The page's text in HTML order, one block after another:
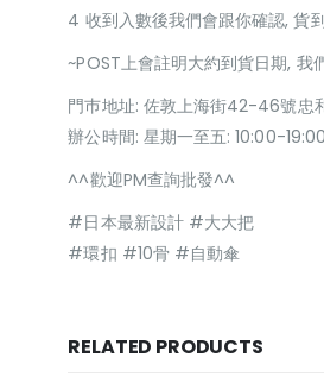
4 收到入數後我們會跟你確認, 貨
~POST上會註明大約到貨日期,
門巿地址: 佐敦上海街42-46號忠
辦公時間: 星期一至五: 10:00-
^^歡迎PM查詢批發^^
#日本最新設計 #大大把
#環扣 #10骨 #自動傘
RELATED PRODUCTS